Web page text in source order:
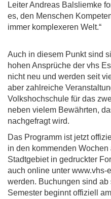
Leiter Andreas Balsliemke
es, den Menschen
immer komplexeren Welt.“
Auch in diesem Punkt sind
hohen Ansprüche der vhs
nicht neu und werden seit
aber zahlreiche
Volkshochschule für das
neben vielem Bewährten,
nachgefragt wird.
Das Programm ist jetzt
in den kommenden
Stadtgebiet in gedruckter
auch online unter www.vhs-
werden. Buchungen sind
Semester beginnt offiziell